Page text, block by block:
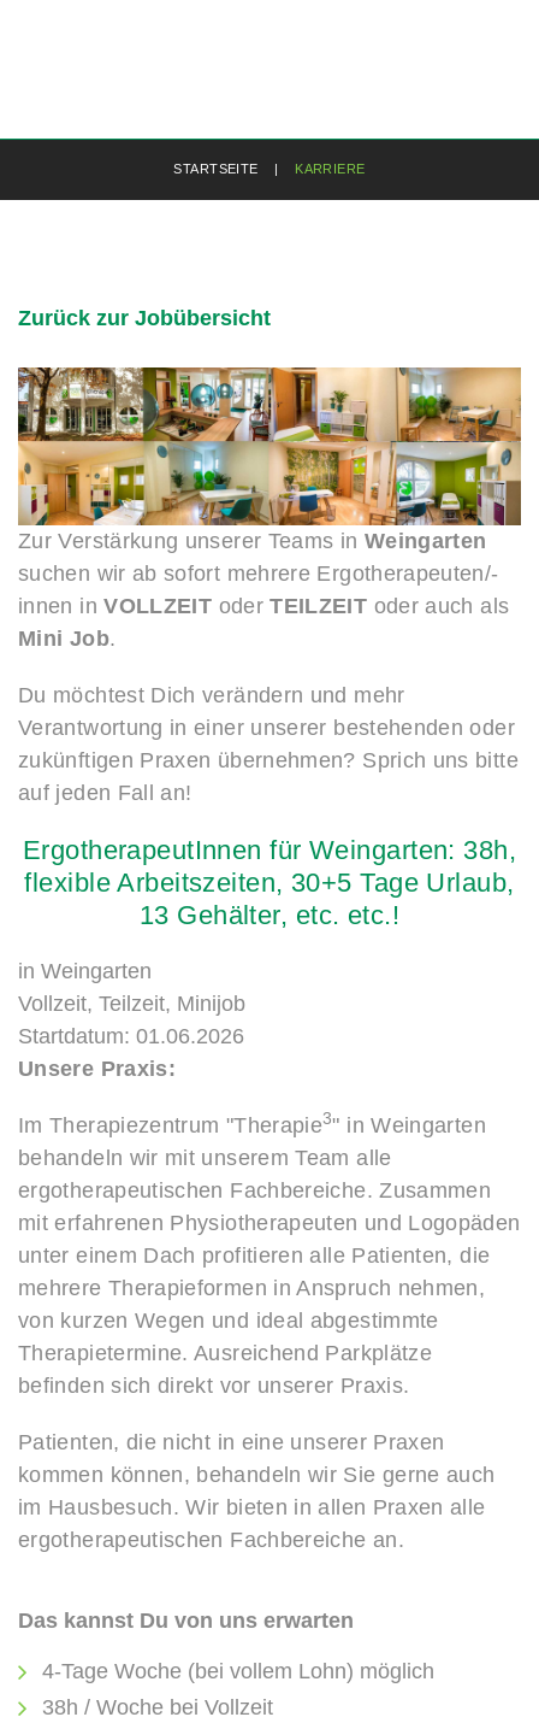
STARTSEITE | KARRIERE
Zurück zur Jobübersicht
Zur Verstärkung unserer Teams in Weingarten
suchen wir ab sofort mehrere Ergotherapeuten/-
innen inVOLLZEIT oderTEILZEIT oder auch als
Mini Job.
Du möchtest Dich verändern und mehr
Verantwortung in einer unserer bestehenden oder
zukünftigen Praxen übernehmen? Sprich uns bitte
auf jeden Fall an!
ErgotherapeutInnen für Weingarten: 38h,
flexible Arbeitszeiten, 30+5 Tage Urlaub,
13 Gehälter, etc. etc.!
in Weingarten
Vollzeit, Teilzeit, Minijob
Startdatum: 01.06.2026
Unsere Praxis:
Im Therapiezentrum "Therapie3" in Weingarten
behandeln wir mit unserem Team alle
ergotherapeutischen Fachbereiche. Zusammen
mit erfahrenen Physiotherapeuten und Logopäden
unter einem Dach profitieren alle Patienten, die
mehrere Therapieformen in Anspruch nehmen,
von kurzen Wegen und ideal abgestimmte
Therapietermine. Ausreichend Parkplätze
befinden sich direkt vor unserer Praxis.
Patienten, die nicht in eine unserer Praxen
kommen können, behandeln wir Sie gerne auch
im Hausbesuch. Wir bieten in allen Praxen alle
ergotherapeutischen Fachbereiche an.
Das kannst Du von uns erwarten
4-Tage Woche (bei vollem Lohn) möglich
38h / Woche bei Vollzeit